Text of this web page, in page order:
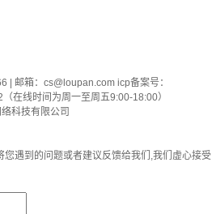
| 邮箱： cs@loupan.com icp备案号：
在线时间为周一至周五9:00-18:00）
科技有限公司
遇到的问题或者建议反馈给我们,我们虚心接受